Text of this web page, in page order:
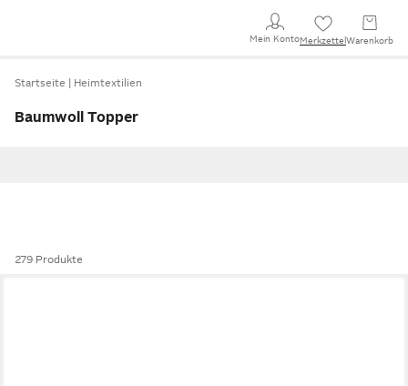
Mein KontoMerkzettel Warenkorb
Startseite Heimtextilien
Baumwoll Topper
279 Produkte